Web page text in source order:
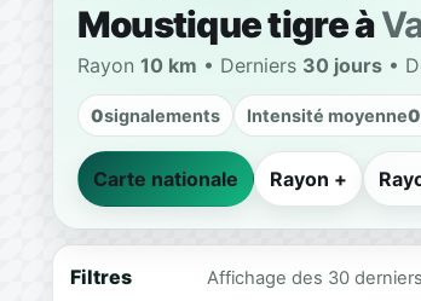
Moustique tigre à
Rayon 10 km • Derniers 30 jours•
0signalements Intensité moyenne
Carte nationale Rayon +
Filtres Affichage des 30